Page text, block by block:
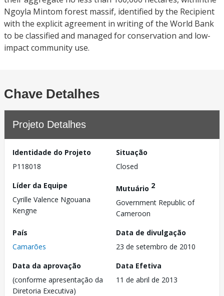
Ngoyla Mintom forest massif, identified by the Recipient
with the explicit agreement in writing of the World Bank
to be classified and managed for conservation and low-
impact community use.
Chave Detalhes
Projeto Detalhes
Identidade do Projeto
P118018
Situação
Closed
Líder da Equipe
Cyrille Valence Ngouana
Kengne
Mutuário 2
Government Republic of
Cameroon
País
Camarões
Data de divulgação
23 de setembro de 2010
Data da aprovação
(conforme apresentação da
Diretoria Executiva)
Data Efetiva
11 de abril de 2013